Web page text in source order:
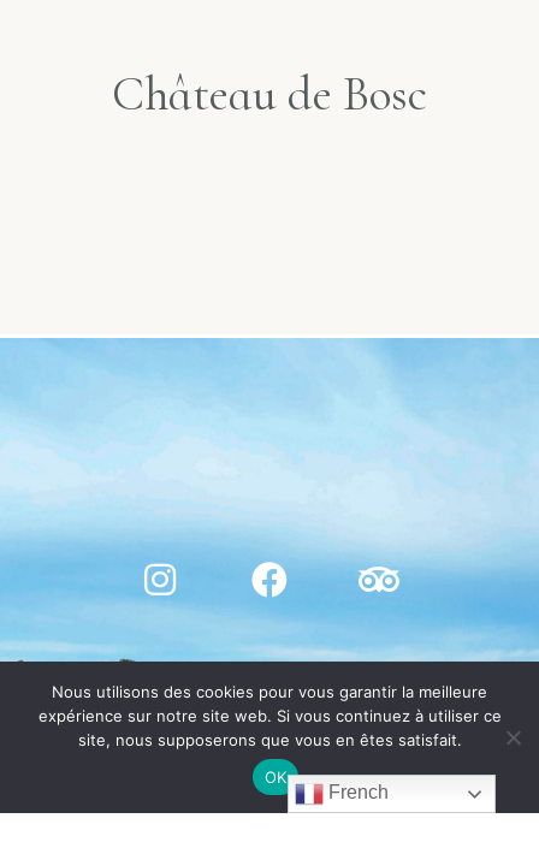
Château de Bosc
French
Nous utilisons des cookies pour vous garantir la meilleure
expérience sur notre site web. Si vous continuez à utiliser ce
site, nous supposerons que vous en êtes satisfait.
OK